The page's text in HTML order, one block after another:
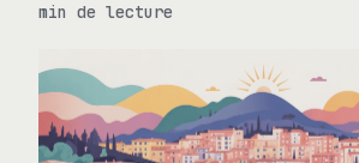
min de lecture